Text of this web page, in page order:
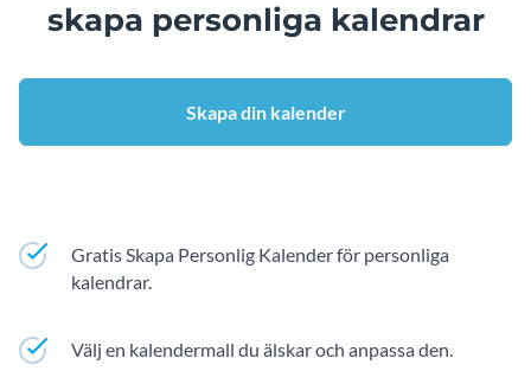
skapa personliga kalendrar
Skapa din kalender
Gratis Skapa Personlig Kalender för personliga
kalendrar.
Välj en kalendermall du älskar och anpassa den.